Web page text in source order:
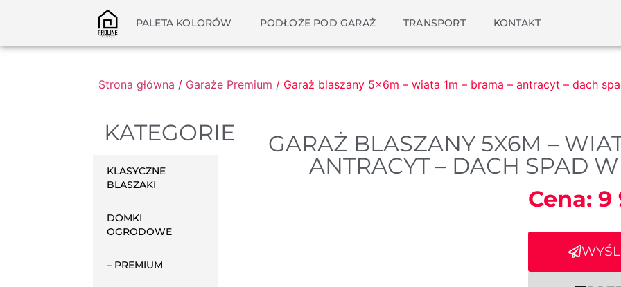
PALETA KOLORÓW PODŁOŻE POD GARAŻ TRANSPORT KONTAKT
Strona główna / Garaże Premium / Garaż blaszany 5x6m – wiata 1m – brama – antracyt – dach
KATEGORIE
KLASYCZNE
BLASZAKI
DOMKI
OGRODOWE
– PREMIUM
GARAŻ BLASZANY 5X6M –
ANTRACYT – DACH SPAD
Cena: 9